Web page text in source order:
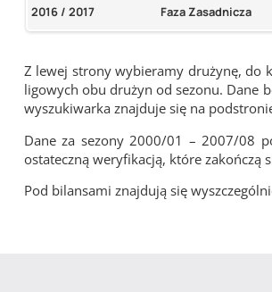
2016 / 2017 Faza Zasadnicza
Z lewej strony wybieramy drużynę, do
ligowych obu drużyn od sezonu. Dane
wyszukiwarka znajduje się na
Dane za sezony 2000/01 – 2007/08
ostateczną weryfikacją, które zakończą
Pod bilansami znajdują się